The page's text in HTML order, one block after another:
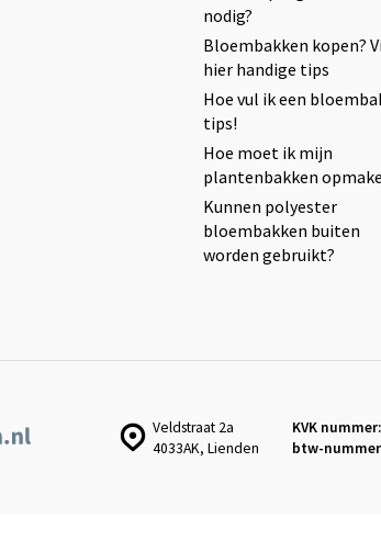
nodig?
Bloembakken kopen?
hier handige tips
Hoe vul ik een
tips!
Hoe moet ik mijn
plantenbakken
Kunnen polyester
bloembakken buiten
worden gebruikt?
Veldstraat 2a
4033AK, Lienden
KVK nummer:
btw-